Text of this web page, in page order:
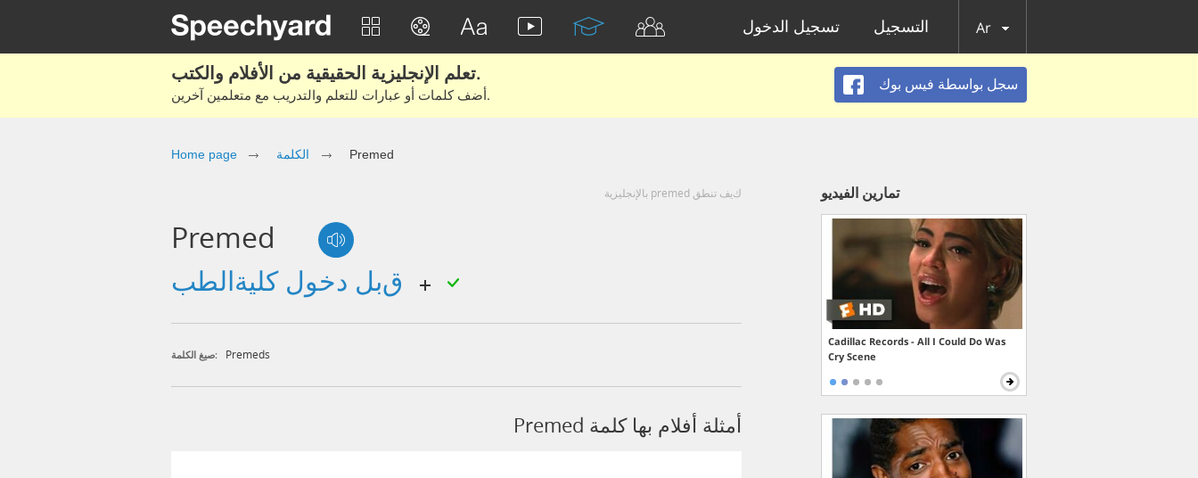
تسجيل الدخول التسجيل Ar
تعلم الإنجليزية الحقيقية من الأفلام والكتب.
أضف كلمات أو عبارات للتعلم والتدريب مع متعلمين آخرين.
سجل بواسطة فيس بوك
Home page الكلمة Premed
كيف تنطق premed بالإنجليزية
Premed
صيغ الكلمة: Premeds
أمثلة أفلام بها كلمة Premed
تمارين الفيديو
Cadillac Records - All I Could Do Was
Cry Scene